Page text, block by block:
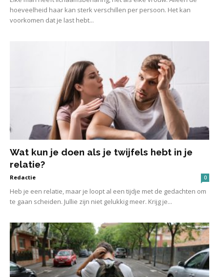
hoeveelheid haar kan sterk verschillen per persoon. Het kan
voorkomen dat je last hebt...
Wat kun je doen als je twijfels hebt in je
relatie?
Redactie 0
Heb je een relatie, maar je loopt al een tijdje met de gedachten om
te gaan scheiden. Jullie zijn niet gelukkig meer. Krijg je...